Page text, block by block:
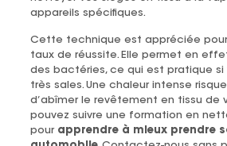
appareils spécifiques.
Cette technique est appréciée
taux de réussite. Elle permet en
des bactéries, ce qui est pratique si
très sales. Une chaleur intense
d’abîmer le revêtement en tissu de
pouvez suivre une formation en
pour apprendre à mieux prendre